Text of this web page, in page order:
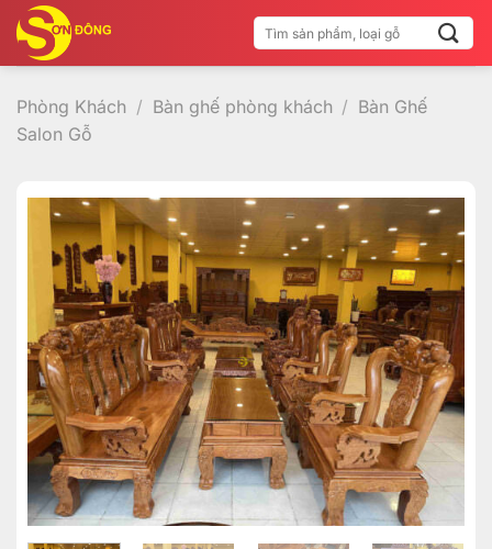
qua
nội
dung
Tìm
kiếm:
Phòng Khách / Bàn ghế phòng khách / Bàn Ghế
Salon Gỗ